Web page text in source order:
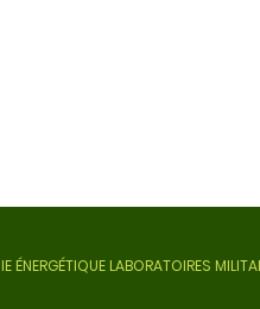
LABORATOIRES